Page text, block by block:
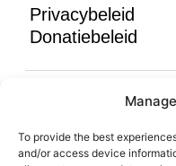
To provide the best
and/or access device
Privacybeleid
Donatiebeleid
Kies taal: